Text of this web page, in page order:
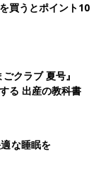
買うとポイント10
クラブ 夏号』
る 出産の教科書
な睡眠を